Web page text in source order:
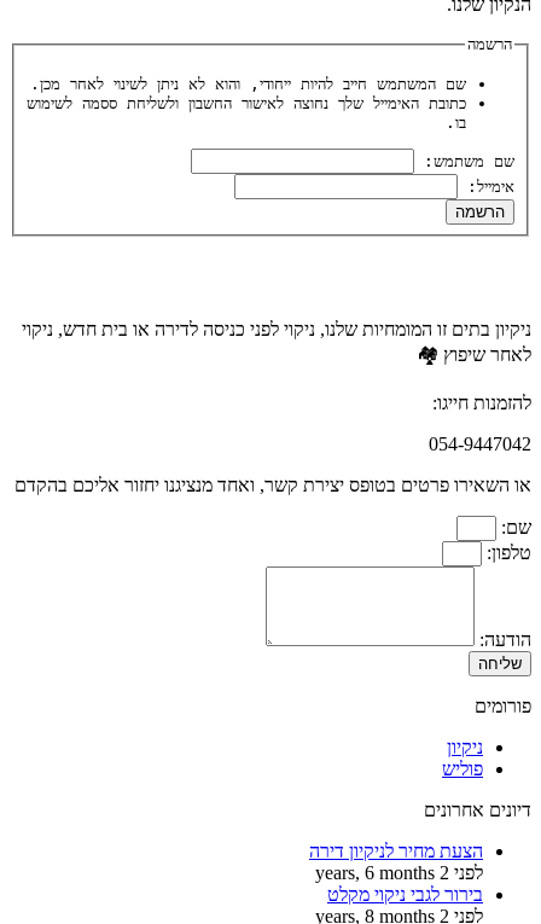
הרשמה
שם המשתמש חייב להיות ייחודי, והוא לא ניתן לשינוי לאחר מכן.
כתובת האימייל שלך נחוצה לאישור החשבון ולשליחת ססמה לשימוש
בו.
שם משתמש:
אימייל:
הרשמה
ניקיון בתים זו המומחיות שלנו, ניקוי לפני כניסה לדירה או בית חדש, ניקוי
לאחר שיפוץ 🏘️
להזמנות חייגו:
054-9447042
או השאירו פרטים בטופס יצירת קשר, ואחד מנציגנו יחזור אליכם בהקדם
שם:
טלפון:
הודעה:
שליחה
פורומים
ניקיון
פוליש
דיונים אחרונים
הצעת מחיר לניקיון דירה
לפני 2 years, 6 months
בירור לגבי ניקוי מקלט
לפני 2 years, 8 months